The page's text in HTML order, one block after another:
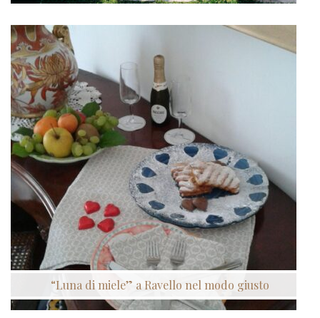
“Luna di miele” a Ravello nel modo giusto